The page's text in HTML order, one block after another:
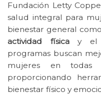
Fundación Letty
salud integral para
bienestar general
actividad físicay el
programas buscan
mujeres en
proporcionando
bienestar físico y